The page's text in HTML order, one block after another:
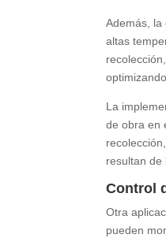
Además,
altas
La
de obra en
resultan de
Control
Otra
pueden